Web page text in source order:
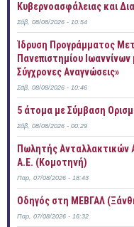
Κυβερνοασφάλειας και
Σάβ, 08/08/2026 - 10:54
Ίδρυση Προγράμματος
Πανεπιστημίου Ιωαννίνων
Σύγχρονες Αναγνώσεις»
Σάβ, 08/08/2026 - 10:46
5 άτομα με Σύμβαση
Σάβ, 08/08/2026 - 00:29
Πωλητής Ανταλλακτικών
Α.Ε. (Κομοτηνή)
Παρ, 07/08/2026 - 18:43
Οδηγός στη ΜΕΒΓΑΛ
Παρ, 07/08/2026 - 16:32